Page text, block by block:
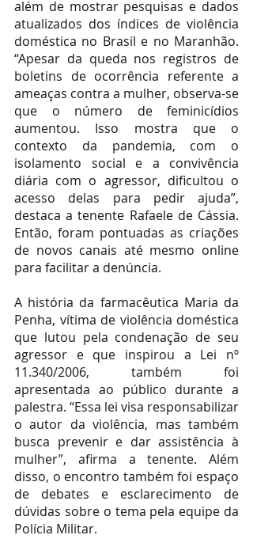
além de mostrar pesquisas e dados
atualizados dos índices de violência
doméstica no Brasil e no Maranhão.
“Apesar da queda nos registros de
boletins de ocorrência referente a
ameaças contra a mulher, observa-se
que o número de feminicídios
aumentou. Isso mostra que o
contexto da pandemia, com o
isolamento social e a convivência
diária com o agressor, dificultou o
acesso delas para pedir ajuda”,
destaca a tenente Rafaele de Cássia.
Então, foram pontuadas as criações
de novos canais até mesmo online
para facilitar a denúncia.
A história da farmacêutica Maria da
Penha, vítima de violência doméstica
que lutou pela condenação de seu
agressor e que inspirou a Lei nº
11.340/2006, também foi
apresentada ao público durante a
palestra. “Essa lei visa responsabilizar
o autor da violência, mas também
busca prevenir e dar assistência à
mulher”, afirma a tenente. Além
disso, o encontro também foi espaço
de debates e esclarecimento de
dúvidas sobre o tema pela equipe da
Polícia Militar.